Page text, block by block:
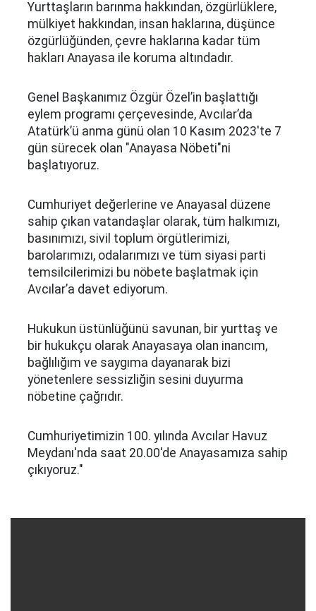
Yurttaşların barınma hakkından, özgürlüklere,
mülkiyet hakkından, insan haklarına, düşünce
özgürlüğünden, çevre haklarına kadar tüm
hakları Anayasa ile koruma altındadır.
Genel Başkanımız Özgür Özel’in başlattığı
eylem programı çerçevesinde, Avcılar’da
Atatürk’ü anma günü olan 10 Kasım 2023'te 7
gün sürecek olan "Anayasa Nöbeti"ni
başlatıyoruz.
Cumhuriyet değerlerine ve Anayasal düzene
sahip çıkan vatandaşlar olarak, tüm halkımızı,
basınımızı, sivil toplum örgütlerimizi,
barolarımızı, odalarımızı ve tüm siyasi parti
temsilcilerimizi bu nöbete başlatmak için
Avcılar’a davet ediyorum.
Hukukun üstünlüğünü savunan, bir yurttaş ve
bir hukukçu olarak Anayasaya olan inancım,
bağlılığım ve saygıma dayanarak bizi
yönetenlere sessizliğin sesini duyurma
nöbetine çağrıdır.
Cumhuriyetimizin 100. yılında Avcılar Havuz
Meydanı'nda saat 20.00'de Anayasamıza sahip
çıkıyoruz."